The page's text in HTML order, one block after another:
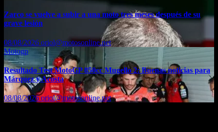
Zarco se vuelve a subir a una moto tres meses después de su
grave lesión
08/08/2026 oriol@motosonline.net
Motogp
Resultado Test MotoGP 850cc Mugello 2: Buenas noticias para
Márquez y Acosta
08/08/2026oriol@motosonline.net